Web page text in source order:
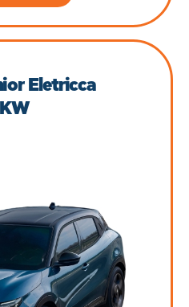
Eletricca